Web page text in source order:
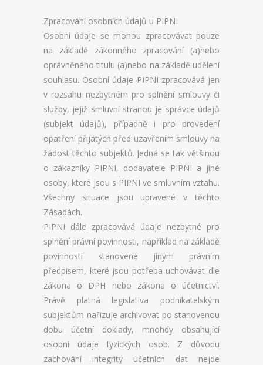
Zpracování osobních údajů u PIPNI
Osobní údaje se mohou zpracovávat pouze
na základě zákonného zpracování (a)nebo
oprávněného titulu (a)nebo na základě udělení
souhlasu. Osobní údaje PIPNI zpracovává jen
v rozsahu nezbytném pro splnění smlouvy či
služby, jejíž smluvní stranou je správce údajů
(subjekt údajů), případně i pro provedení
opatření přijatých před uzavřením smlouvy na
žádost těchto subjektů. Jedná se tak většinou
o zákazníky PIPNI, dodavatele PIPNI a jiné
osoby, které jsou s PIPNI ve smluvním vztahu.
Všechny situace jsou upravené v těchto
Zásadách.
PIPNI dále zpracovává údaje nezbytné pro
splnění právní povinnosti, například na základě
povinnosti stanovené jiným právním
předpisem, které jsou potřeba uchovávat dle
zákona o DPH nebo zákona o účetnictví.
Právě platná legislativa podnikatelským
subjektům nařizuje archivovat po stanovenou
dobu účetní doklady, mnohdy obsahující
osobní údaje fyzických osob. Z důvodu
zachování integrity účetních dat nejde